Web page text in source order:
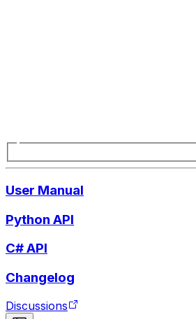
User Manual
Python API
C# API
Changelog
Discussions